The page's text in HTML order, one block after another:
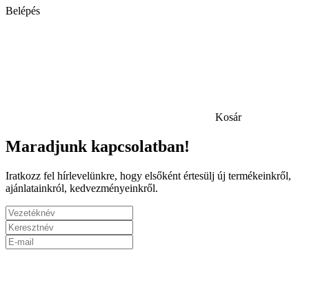
Belépés
Kosár
Maradjunk kapcsolatban!
Iratkozz fel hírlevelünkre, hogy elsőként értesülj új termékeinkről,
ajánlatainkról, kedvezményeinkről.